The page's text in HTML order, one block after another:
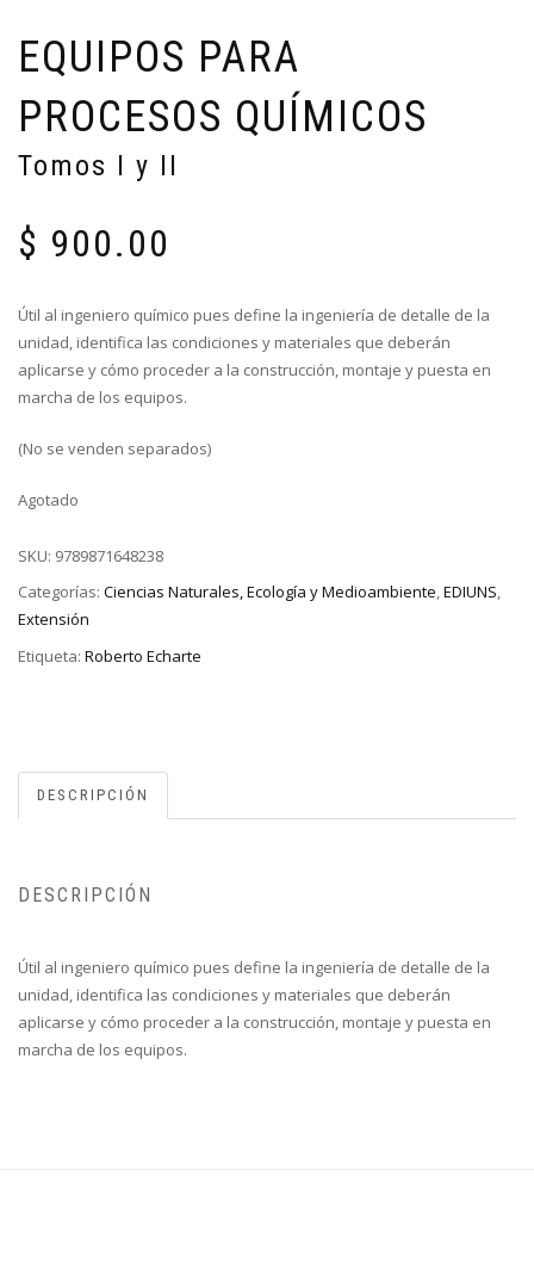
EQUIPOS PARA
PROCESOS QUÍMICOS
Tomos I y II
$ 900.00
Útil al ingeniero químico pues define la ingeniería de detalle de la
unidad, identifica las condiciones y materiales que deberán
aplicarse y cómo proceder a la construcción, montaje y puesta en
marcha de los equipos.
(No se venden separados)
Agotado
SKU: 9789871648238
Categorías: Ciencias Naturales, Ecología y Medioambiente,EDIUNS,
Extensión
Etiqueta: Roberto Echarte
DESCRIPCIÓN
DESCRIPCIÓN
Útil al ingeniero químico pues define la ingeniería de detalle de la
unidad, identifica las condiciones y materiales que deberán
aplicarse y cómo proceder a la construcción, montaje y puesta en
marcha de los equipos.